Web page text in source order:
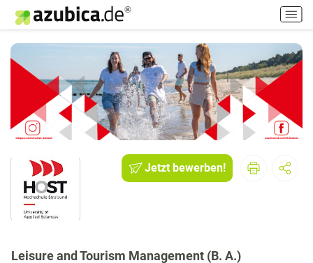
H
a
u
p
t
n
ü
i
Jetzt bewerben!
Leisure and Tourism Management (B. A.)